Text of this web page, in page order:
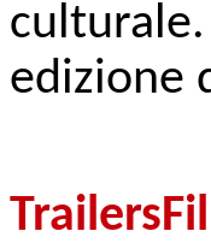
edizione